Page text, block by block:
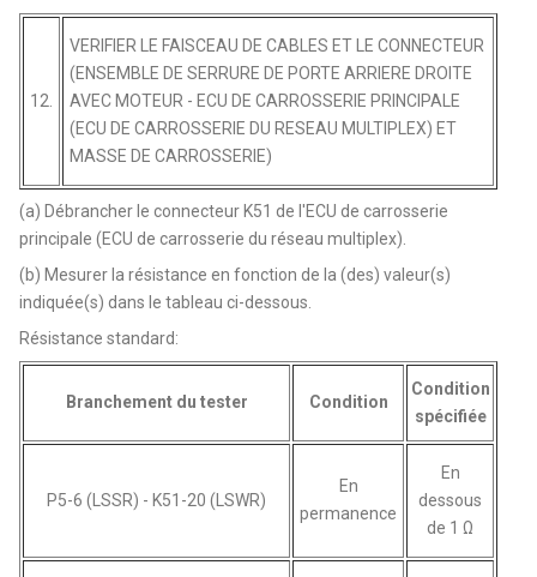
12.
VERIFIER LE FAISCEAU DE CABLES ET LE CONNECTEUR
(ENSEMBLE DE SERRURE DE PORTE ARRIERE DROITE
AVEC MOTEUR - ECU DE CARROSSERIE PRINCIPALE
(ECU DE CARROSSERIE DU RESEAU MULTIPLEX) ET
MASSE DE CARROSSERIE)
(a) Débrancher le connecteur K51 de l'ECU de carrosserie
principale (ECU de carrosserie du réseau multiplex).
(b) Mesurer la résistance en fonction de la (des) valeur(s)
indiquée(s) dans le tableau ci-dessous.
Résistance standard:
Branchement du tester Condition
Condition
spécifiée
P5-6 (LSSR) - K51-20 (LSWR)
En
permanence
En
dessous
de 1 Ω